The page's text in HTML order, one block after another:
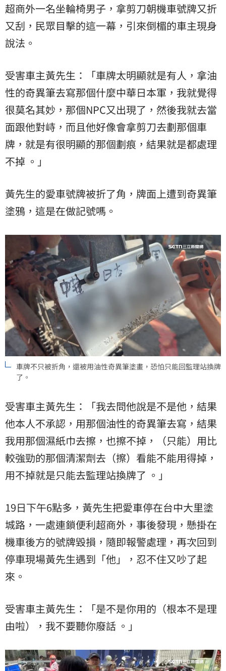
超商外一名坐輪椅男子，拿剪刀朝機車號牌又折
又刮，民眾目擊的這一幕，引來倒楣的車主現身
說法。
受害車主黃先生：「車牌太明顯就是有人，拿油
性的奇異筆去寫那個什麼中華日本軍，我就覺得
很莫名其妙，那個NPC又出現了，然後我就去當
面跟他對峙，而且他好像會拿剪刀去劃那個車
牌，就是有很明顯的那個劃痕，結果就是都處理
不掉 。」
黃先生的愛車號牌被折了角，牌面上遭到奇異筆
塗鴉，這是在做記號嗎。
車牌不只被折角，還被用油性奇異筆塗畫，恐怕只能回監理站換牌
了。
受害車主黃先生：「我去問他說是不是他，結果
他本人不承認，用那個油性的奇異筆去寫，結果
我用那個濕紙巾去擦，也擦不掉，（只能）用比
較強勁的那個清潔劑去（擦）看能不能用得掉，
用不掉就是只能去監理站換牌了 。」
19日下午6點多，黃先生把愛車停在台中大里塗
城路，一處連鎖便利超商外，事後發現，懸掛在
機車後方的號牌毀損，隨即報警處理，再次回到
停車現場黃先生遇到「他」，忍不住又吵了起
來。
受害車主黃先生：「是不是你用的（根本不是理
由啦），我不要聽你廢話 。」